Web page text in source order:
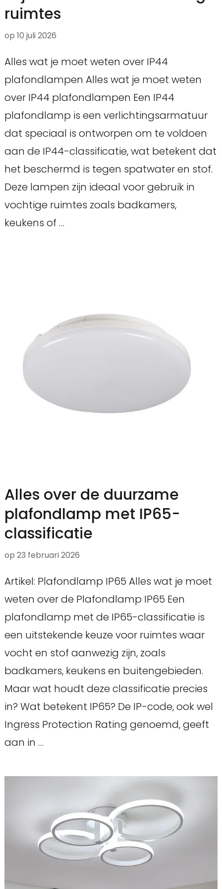
ruimtes
op 10 juli 2026
Alles wat je moet weten over IP44
plafondlampen Alles wat je moet weten
over IP44 plafondlampen Een IP44
plafondlamp is een verlichtingsarmatuur
dat speciaal is ontworpen om te voldoen
aan de IP44-classificatie, wat betekent dat
het beschermd is tegen spatwater en stof.
Deze lampen zijn ideaal voor gebruik in
vochtige ruimtes zoals badkamers,
keukens of …
Alles over de duurzame
plafondlamp met IP65-
classificatie
op 23 februari 2026
Artikel: Plafondlamp IP65 Alles wat je moet
weten over de Plafondlamp IP65 Een
plafondlamp met de IP65-classificatie is
een uitstekende keuze voor ruimtes waar
vocht en stof aanwezig zijn, zoals
badkamers, keukens en buitengebieden.
Maar wat houdt deze classificatie precies
in? Wat betekent IP65? De IP-code, ook wel
Ingress Protection Rating genoemd, geeft
aan in …